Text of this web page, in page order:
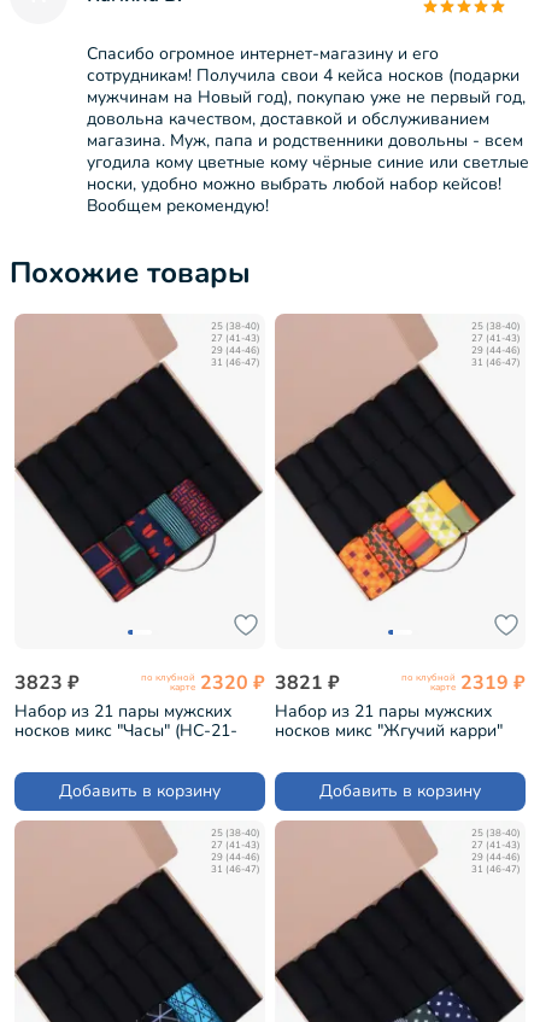
Спасибо огромное интернет-магазину и его
сотрудникам! Получила свои 4 кейса носков (подарки
мужчинам на Новый год), покупаю уже не первый год,
довольна качеством, доставкой и обслуживанием
магазина. Муж, папа и родственники довольны - всем
угодила кому цветные кому чёрные синие или светлые
носки, удобно можно выбрать любой набор кейсов!
Вообщем рекомендую!
Похожие товары
25 (38-40)
27 (41-43)
29 (44-46)
31 (46-47)
3823 ₽ по клубной
карте 2320 ₽
Набор из 21 пары мужских
носков микс "Часы" (НС-21-
Добавить в корзину
25 (38-40)
27 (41-43)
29 (44-46)
31 (46-47)
3821 ₽ по клубной
карте 2319 ₽
Набор из 21 пары мужских
носков микс "Жгучий карри"
Добавить в корзину
25 (38-40)
27 (41-43)
29 (44-46)
31 (46-47)
25 (38-40)
27 (41-43)
29 (44-46)
31 (46-47)